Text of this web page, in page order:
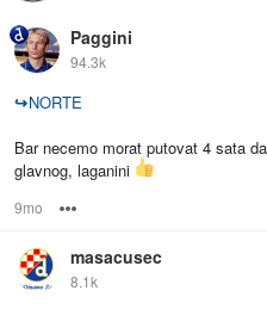
Paggini
94.3k
↪NORTE
Bar necemo morat putovat 4 sata
glavnog, laganini
9mo
masacusec
8.1k